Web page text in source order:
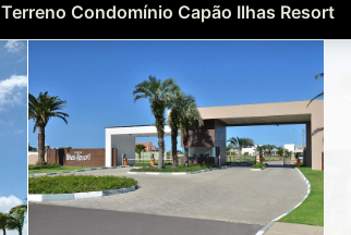
Terreno Condomínio Capão Ilhas Resort